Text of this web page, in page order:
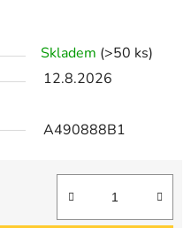
Skladem (>50 ks)
12.8.2026
A490888B1